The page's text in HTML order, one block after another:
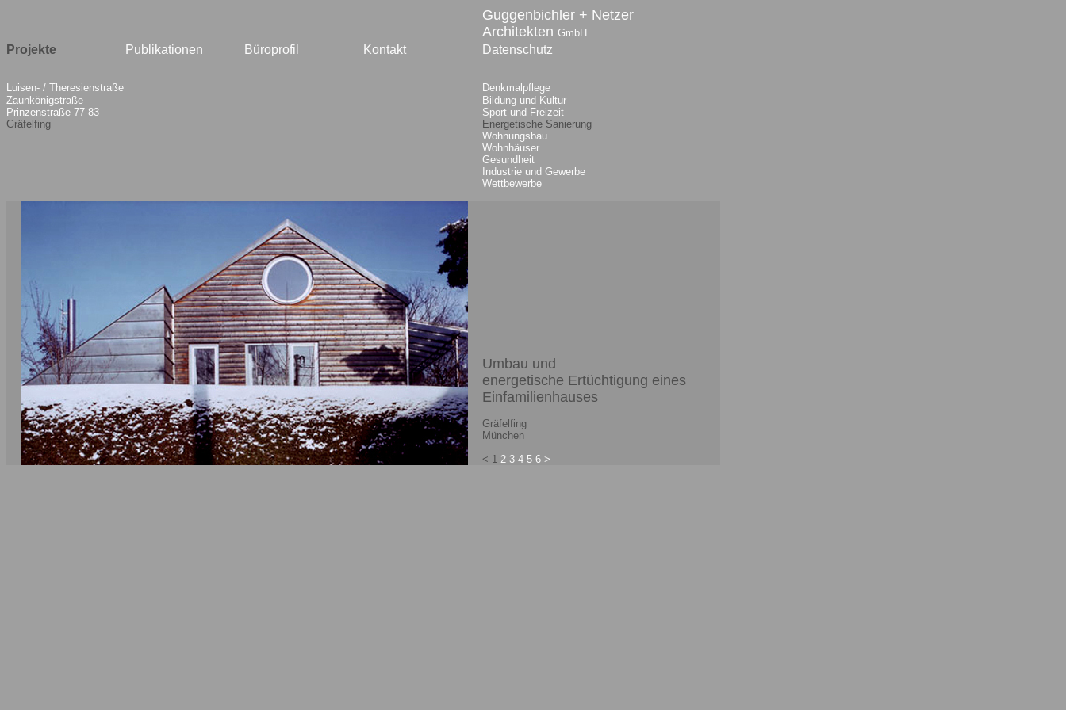
Guggenbichler + Netzer
Architekten GmbH
Projekte Publikationen Büroprofil Kontakt Datenschutz
Luisen- / Theresienstraße
Denkmalpflege
Zaunkönigstraße
Bildung und Kultur
Prinzenstraße 77-83
Sport und Freizeit
Gräfelfing
Energetische Sanierung
Wohnungsbau
Wohnhäuser
Gesundheit
Industrie und Gewerbe
Wettbewerbe
Umbau und
energetische Ertüchtigung eines
Einfamilienhauses
Gräfelfing
München
< 1 2 3 4 5 6 >